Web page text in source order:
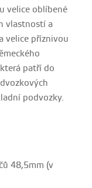
velice oblíbené
vlastností a
velice příznivou
patří do
podvozky.
48,5mm (v